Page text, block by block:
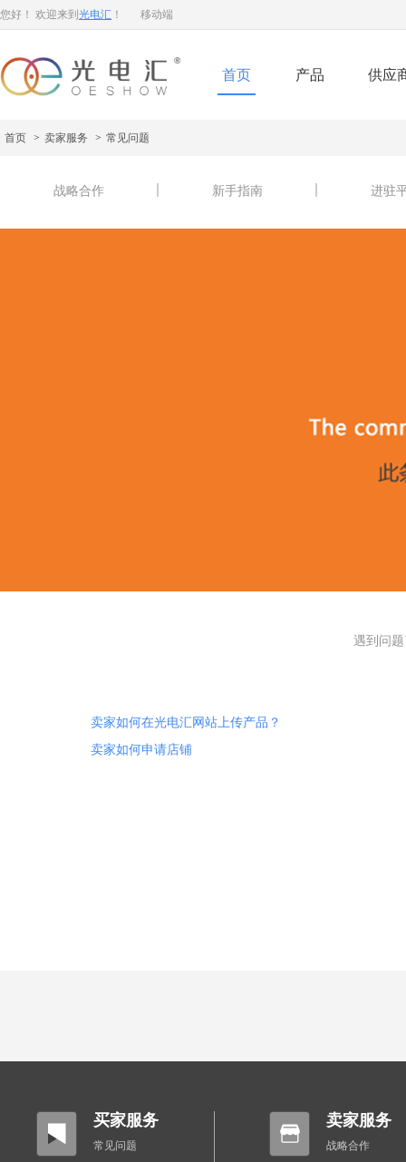
您好！ 欢迎来到 光电汇 ！ 移动端
首页 产品 供应
首页 > 卖家服务 > 常见问题
战略合作 新手指南 进驻
遇到问
卖家如何在光电汇网站上传产品？
卖家如何申请店铺
买家服务
常见问题
卖家服务
战略合作